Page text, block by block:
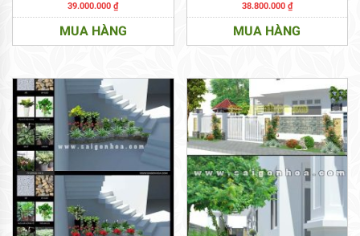
39.000.000₫
MUA HÀNG
38.800.000 ₫
MUA HÀNG